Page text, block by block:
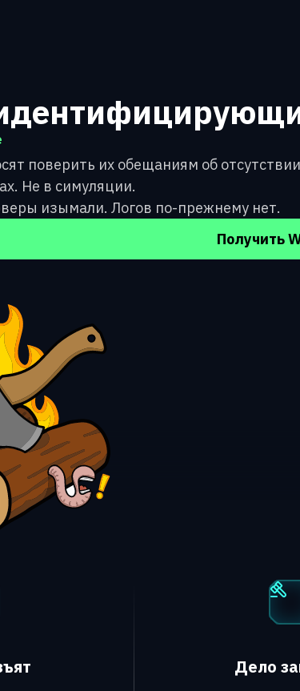
поверить их обещаниям об
Не в симуляции.
изымали. Логов по-прежнему нет.
Получить
Дело